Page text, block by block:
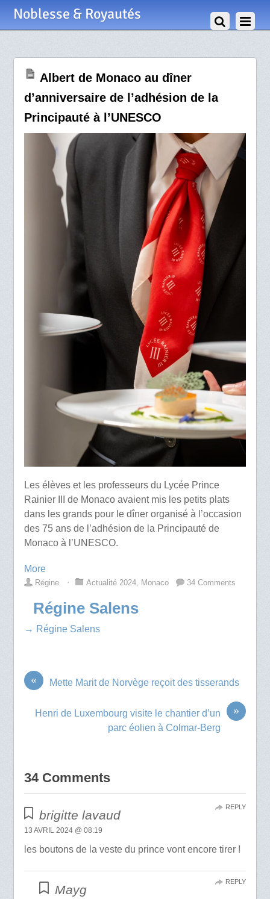
Noblesse & Royautés
Albert de Monaco au dîner
d’anniversaire de l’adhésion de la
Principauté à l’UNESCO
Les élèves et les professeurs du Lycée Prince
Rainier III de Monaco avaient mis les petits plats
dans les grands pour le dîner organisé à l’occasion
des 75 ans de l’adhésion de la Principauté de
Monaco à l’UNESCO.
More
Régine ⋅ Actualité 2024, Monaco 34 Comments
Régine Salens
→ Régine Salens
« Mette Marit de Norvège reçoit des tisserands
»
Henri de Luxembourg visite le chantier d’un
parc éolien à Colmar-Berg
34 Comments
brigitte lavaud
13 AVRIL 2024 @ 08:19
les boutons de la veste du prince vont encore tirer !
REPLY
Mayg
REPLY